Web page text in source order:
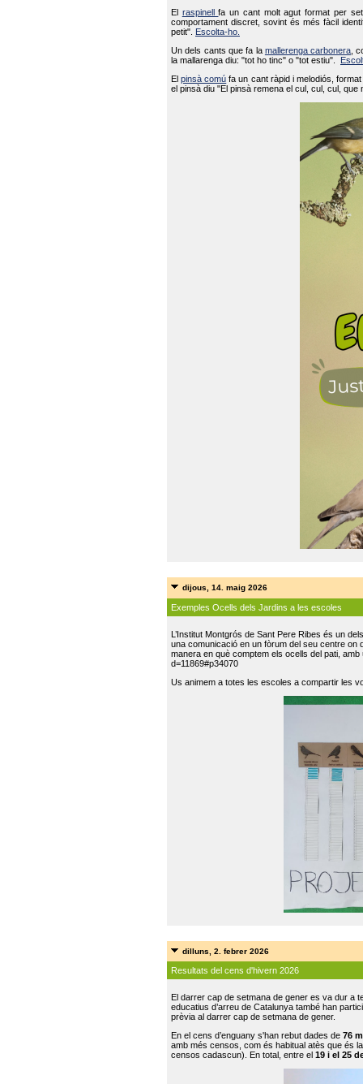
El raspinellfa un cant molt agut format per
comportament discret, sovint és més fàcil
petit".
Escolta-ho.
Un dels cants que fa la mallerenga carbonera ,
la mallarenga diu: "tot ho tinc" o "tot estiu".
Elpinsà comú fa un cant ràpid i melodiós,
el pinsà diu "El pinsà remena el cul, cul, cul,
dijous, 14. maig 2026
Exemples Ocells dels Jardins a les escoles
L’Institut Montgrós de Sant Pere Ribes és un
una comunicació en un fòrum del seu centre on
manera en què comptem els ocells del pati,
d=11869#p34070
Us animem a totes les escoles a compartir les
dilluns, 2. febrer 2026
Resultats del cens d'hivern 2026
El darrer cap de setmana de gener es va dur a
educatius d’arreu de Catalunya també han
prèvia al darrer cap de setmana de gener.
En el cens d’enguany s'han rebut dades de 76
amb més censos, com és habitual atès que és
censos cadascun). En total, entre el 19 i el 25